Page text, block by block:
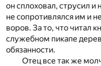
он сплоховал, струсил и
не сопротивлялся им и
воров. За то, что читал
служебном пикапе
обязанности.
Отец все так же